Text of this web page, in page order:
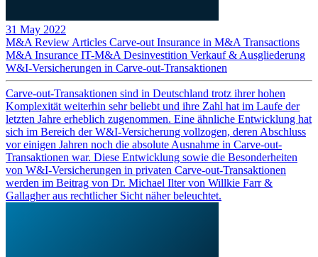
31 May 2022
M&A Review Articles Carve-out Insurance in M&A Transactions
M&A Insurance IT-M&A Desinvestition Verkauf & Ausgliederung
W&I-Versicherungen in Carve-out-Transaktionen
Carve-out-Transaktionen sind in Deutschland trotz ihrer hohen
Komplexität weiterhin sehr beliebt und ihre Zahl hat im Laufe der
letzten Jahre erheblich zugenommen. Eine ähnliche Entwicklung hat
sich im Bereich der W&I-Versicherung vollzogen, deren Abschluss
vor einigen Jahren noch die absolute Ausnahme in Carve-out-
Transaktionen war. Diese Entwicklung sowie die Besonderheiten
von W&I-Versicherungen in privaten Carve-out-Transaktionen
werden im Beitrag von Dr. Michael Ilter von Willkie Farr &
Gallagher aus rechtlicher Sicht näher beleuchtet.